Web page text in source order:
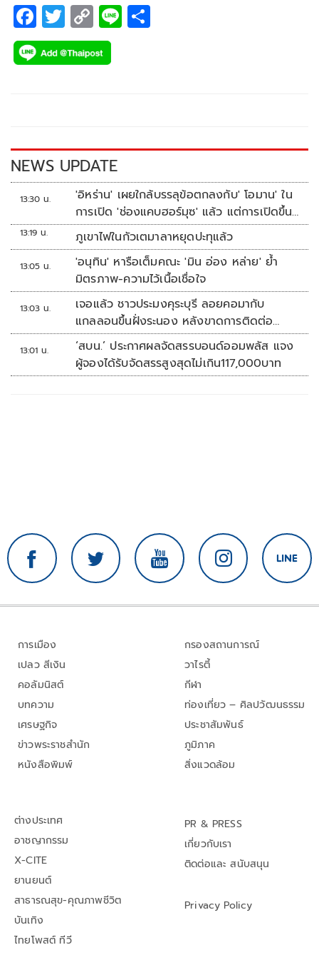
F
ac
e
k
T
wi
tt
C
o
p
k
Li
NEWS UPDATE
13:30 น.
'อิหร่าน' เผยใกล้บรรลุข้อตกลงกับ' โอมาน' ใน
การเปิด 'ช่องแคบฮอร์มุซ' แล้ว แต่การเปิดขึ้น
อยู่กับสหรัฐฯ
13:19 น. ภูเขาไฟในกัวเตมาลาหยุดปะทุแล้ว
13:05 น.
'อนุทิน' หารือเต็มคณะ 'มิน อ่อง หล่าย' ย้ำ
มิตรภาพ-ความไว้เนื้อเชื่อใจ
13:03 น.
เจอแล้ว ชาวประมงคุระบุรี ลอยคอมากับ
แกลลอนขึ้นฝั่งระนอง หลังขาดการติดต่อ
หลายวัน
13:01 น.
‘สบน.’ ประกาศผลจัดสรรบอนด์ออมพลัส แจง
ผู้จองได้รับจัดสรรสูงสุดไม่เกิน117,000บาท
การเมือง
เปลว สีเงิน
คอลัมนิสต์
บทความ
เศรษฐกิจ
ข่าวพระราชสำนัก
หนังสือพิมพ์
กรองสถานการณ์
วาไรตี้
กีฬา
ท่องเที่ยว – ศิลปวัฒนธรรม
ประชาสัมพันธ์
ภูมิภาค
สิ่งแวดล้อม
ต่างประเทศ
อาชญากรรม
X-CITE
ยานยนต์
สาธารณสุข-คุณภาพชีวิต
บันเทิง
ไทยโพสต์ ทีวี
PR & PRESS
เกี่ยวกับเรา
ติดต่อและ สนับสนุน
Privacy Policy